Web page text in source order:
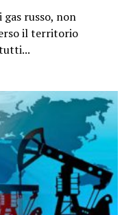
russo, non
il territorio